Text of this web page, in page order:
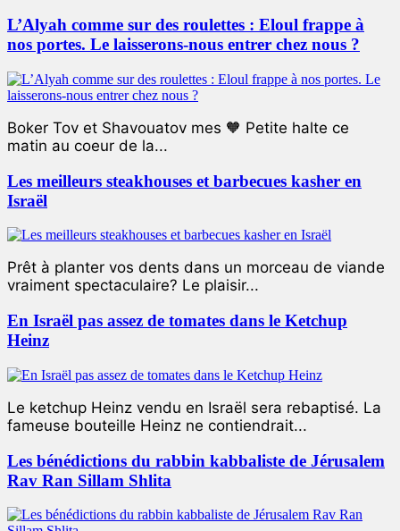
L’Alyah comme sur des roulettes : Eloul frappe à
nos portes. Le laisserons-nous entrer chez nous ?
Boker Tov et Shavouatov mes 🧡 Petite halte ce
matin au coeur de la...
Les meilleurs steakhouses et barbecues kasher en
Israël
Prêt à planter vos dents dans un morceau de viande
vraiment spectaculaire? Le plaisir...
En Israël pas assez de tomates dans le Ketchup
Heinz
Le ketchup Heinz vendu en Israël sera rebaptisé. La
fameuse bouteille Heinz ne contiendrait...
Les bénédictions du rabbin kabbaliste de Jérusalem
Rav Ran Sillam Shlita